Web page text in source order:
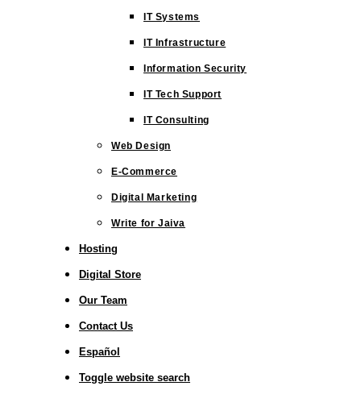
IT Systems
IT Infrastructure
Information Security
IT Tech Support
IT Consulting
Web Design
E-Commerce
Digital Marketing
Write for Jaiva
Hosting
Digital Store
Our Team
Contact Us
Español
Toggle website search